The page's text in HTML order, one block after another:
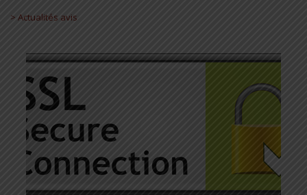
> Actualités avis